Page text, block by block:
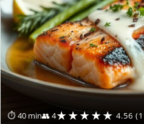
⏱ 40 min👥 4★★★★★ 4.56